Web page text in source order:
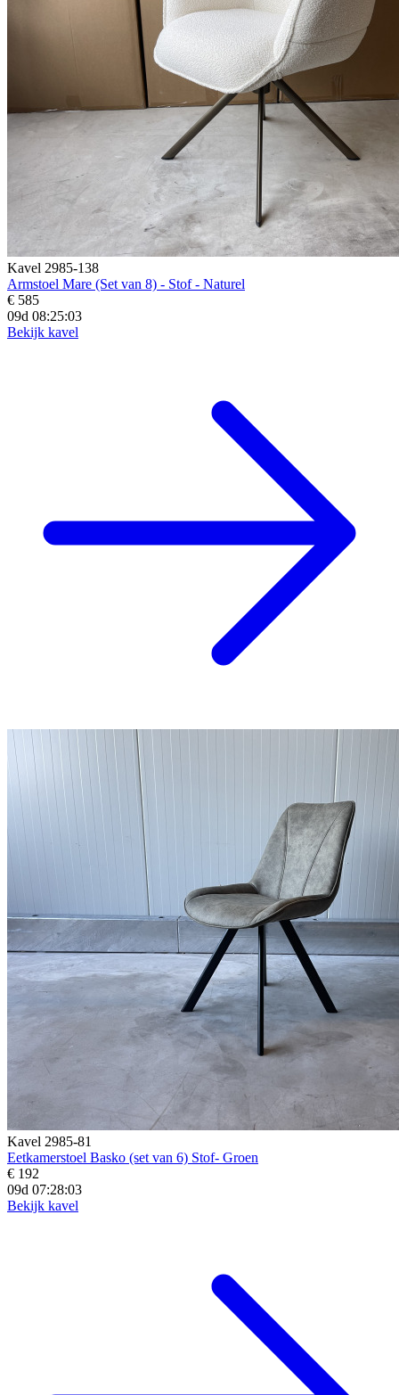
Kavel 2985-138
Armstoel Mare (Set van 8) - Stof - Naturel
€ 585
09d 08:25:01
Bekijk kavel
Kavel 2985-81
Eetkamerstoel Basko (set van 6) Stof- Groen
€ 192
09d 07:28:01
Bekijk kavel